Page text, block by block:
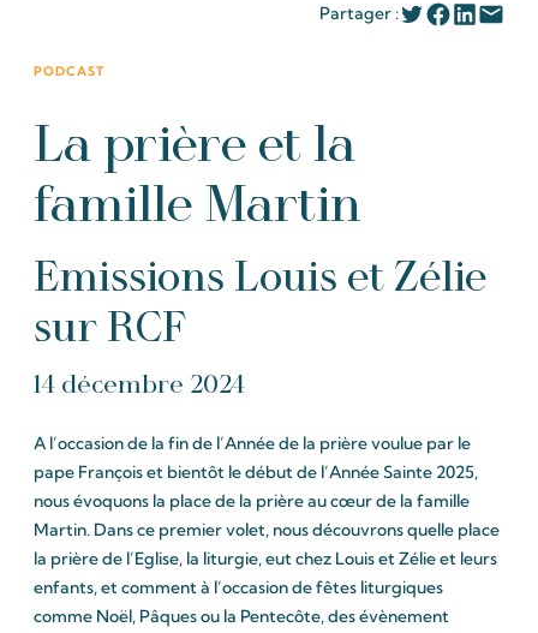
Partager :
PODCAST
La prière et la
famille Martin
Emissions Louis et Zélie
sur RCF
14 décembre 2024
A l’occasion de la fin de l’Année de la prière voulue par le
pape François et bientôt le début de l’Année Sainte 2025,
nous évoquons la place de la prière au cœur de la famille
Martin. Dans ce premier volet, nous découvrons quelle place
la prière de l’Eglise, la liturgie, eut chez Louis et Zélie et leurs
enfants, et comment à l’occasion de fêtes liturgiques
comme Noël, Pâques ou la Pentecôte, des évènement